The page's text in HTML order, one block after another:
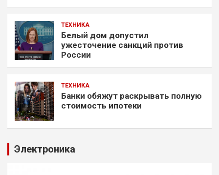
ТЕХНИКА
Белый дом допустил
ужесточение санкций против
России
ТЕХНИКА
Банки обяжут раскрывать полную
стоимость ипотеки
Электроника